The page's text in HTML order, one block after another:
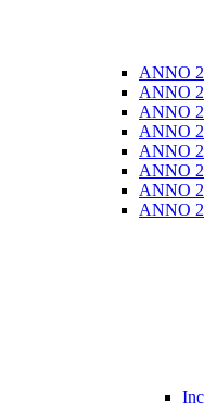
ANNO
ANNO
ANNO
ANNO
ANNO
ANNO
ANNO
ANNO